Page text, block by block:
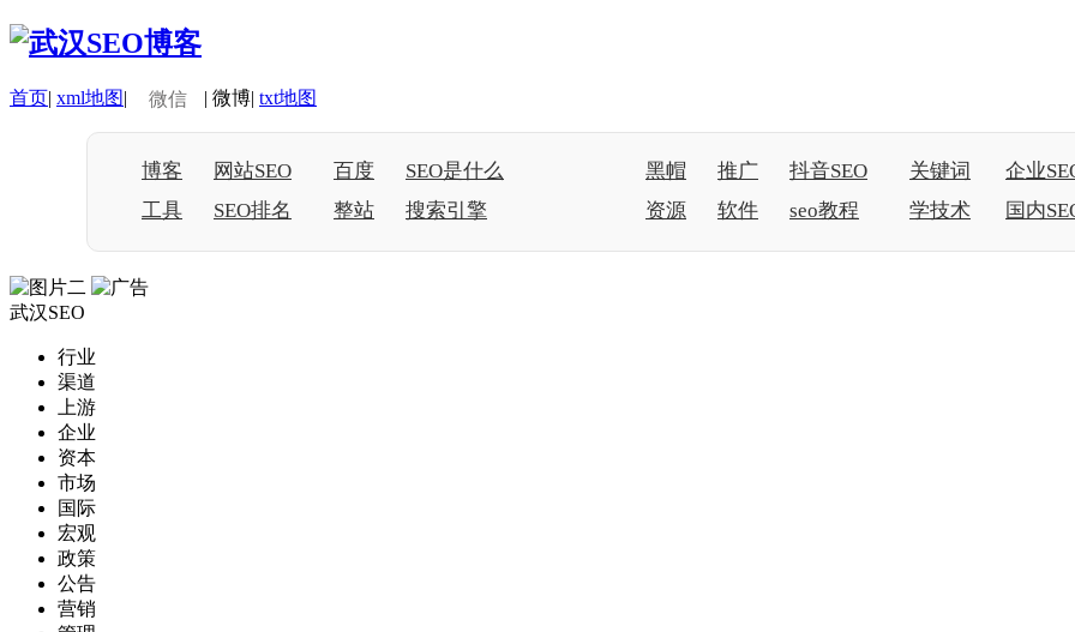
首页| xml地图| 微信 | 微博| txt地图
博客 网站SEO 百度
SEO是什么
工具
SEO排名 整站 搜索引擎
黑帽 推广 抖音SEO 关键词
企业
资源
软件 seo教程 学技术 国内
武汉SEO
行业
渠道
上游
企业
资本
市场
国际
宏观
政策
公告
营销